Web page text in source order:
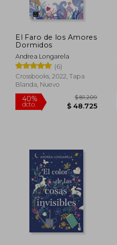
30% $ 79.864
El Faro de los Amores
Dormidos
Andrea Longarela
(6)
Crossbooks, 2022, Tapa
Blanda, Nuevo